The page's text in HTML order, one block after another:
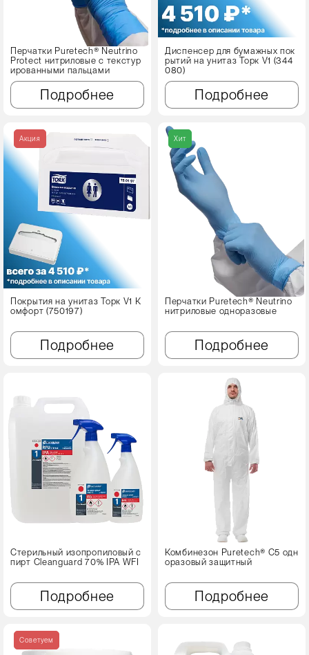
Перчатки Puretech® Neutrino
Protect нитриловые с текстур
ированными пальцами
Подробнее
Диспенсер для бумажных пок
рытий на унитаз Торк V1 (344
080)
Подробнее
Акция
Покрытия на унитаз Торк V1 К
омфорт (750197)
Подробнее
Хит
Перчатки Puretech® Neutrino
нитриловые одноразовые
Подробнее
Стерильный изопропиловый с
пирт Cleanguard 70% IPA WFI
Подробнее
Комбинезон Puretech® C5 одн
оразовый защитный
Подробнее
Советуем